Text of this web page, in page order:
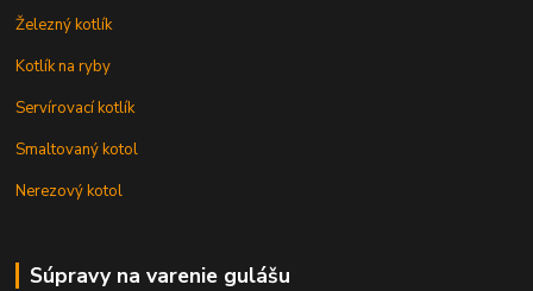
Železný kotlík
Kotlík na ryby
Servírovací kotlík
Smaltovaný kotol
Nerezový kotol
Súpravy na varenie gulášu